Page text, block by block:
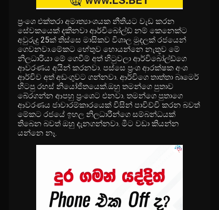
ප්‍රංශෙ එක්තරා අමාත්‍යාංශයක නීතියට වැඩ කරන
සේවකයෙක් දකිනවා ආර්චිබෝල්ඩ් නම් කෙනෙක්ට
අවුරුදු 25ක් තිස්සෙ මාසිකව විශාල මුදලක් රජයෙන්
ගෙවනවා.මේකට හේතුව හොයන්නෙ නැතූව මේ
නිලධාරියා මේ ගෙවීම් අත් හිටුවලා ආර්චිබෝල්ඩ්ගෙ
ආවරණය අයින් කරනවා. පස්සෙ ප්‍රංශ ආරක්ෂක අංශ
ආර්චිව අත් අඩංගුවට ගන්නවා. ආර්චිගෙ තාත්තා බෘමෙර්
හිටපු රහස් නියෝජිතයෙක්.ඔහු තමන්ගෙ පුතාව
බේරගන්න ආපහු ප්‍රංශෙට එනවා. තමන්ගෙ පුතාගෙ
ආවරණය ජාවාරම්කාරයෙක් විසින් පාවිච්චි කරන බවත්
මේකට රජයේ ඉහල නිලධාරීන්ගෙ සම්බන්ධයක්
තිබෙන බවත් ඔහු දැනගන්නවා. මීට වඩා කියන්න
යන්නෙ නෑ.